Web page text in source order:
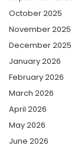
October 2025
November 2025
December 2025
January 2026
February 2026
March 2026
April 2026
May 2026
June 2026